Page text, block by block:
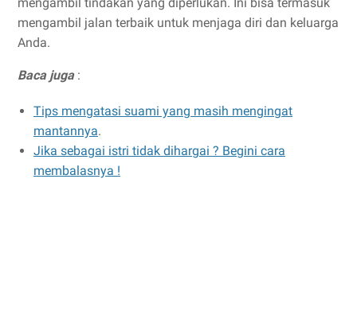
mengambil jalan terbaik untuk menjaga diri dan keluarga
Anda.
Baca juga:
Tips mengatasi suami yang masih mengingat
mantannya.
Jika sebagai istri tidak dihargai ? Begini cara
membalasnya !